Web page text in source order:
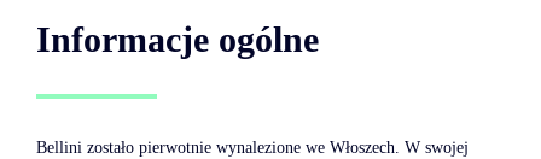
Informacje ogólne
Bellini zostało pierwotnie wynalezione we Włoszech. W swojej